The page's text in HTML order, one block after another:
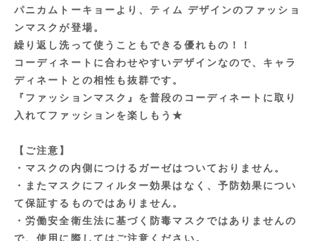
パニカムトーキョーより、ティム デザインのファッショ
ンマスクが登場。
繰り返し洗って使うこともできる優れもの！！
コーディネートに合わせやすいデザインなので、キャラ
ディネートとの相性も抜群です。
『ファッションマスク』を普段のコーディネートに取り
入れてファッションを楽しもう★
【ご注意】
・マスクの内側につけるガーゼはついておりません。
・またマスクにフィルター効果はなく、予防効果につい
て保証するものではありません。
・労働安全衛生法に基づく防毒マスクではありませんの
で、使用に際してはご注意ください。